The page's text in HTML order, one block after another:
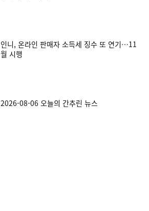
인니, 온라인 판매자 소득세 징수 또 연기…11
월 시행
2026-08-06 오늘의 간추린 뉴스